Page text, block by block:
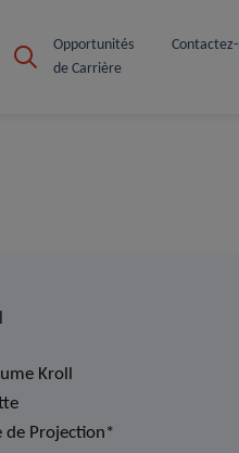
Opportunités
de Carrière
Kroll
de Projection*